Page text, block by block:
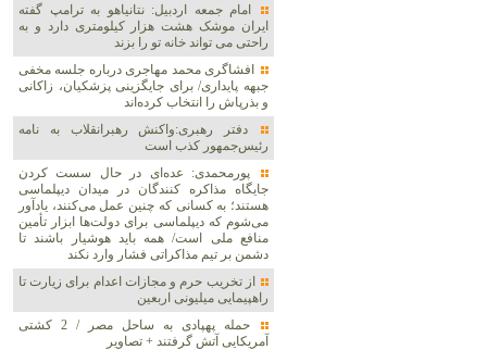
امام جمعه اردبیل: نتانیاهو به ترامپ گفته
ایران موشک هشت هزار کیلومتری دارد و به
راحتی می تواند خانه تو را بزند
افشاگری محمد مهاجری درباره جلسه مخفی
جبهه پایداری/ برای جایگزینی پزشکیان، زاکانی
و بذرپاش را انتخاب کرده‌اند
دفتر رهبری:واکنش رهبرانقلاب به نامه
رئیس‌جمهور کذب است
پورمحمدی: عده‌ای در حال سست کردن
جایگاه مذاکره کنندگان در میدان دیپلماسی
هستند؛ به کسانی که چنین عمل می‌کنند، یادآور
می‌شوم که دیپلماسی برای دولت‌ها ابزار تأمین
منافع ملی است/ همه باید هوشیار باشند تا
دشمن بر تیم مذاکراتی فشار وارد نکند
از تخریب حرم و مجازات اعدام برای زیارت تا
راهپیمایی میلیونی اربعین
حمله پهپادی به ساحل مصر / 2 کشتی
آمریکایی آتش گرفتند + تصاویر